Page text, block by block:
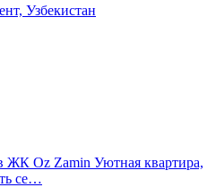
ЖК Oz Zamin Уютная квартира,
се…